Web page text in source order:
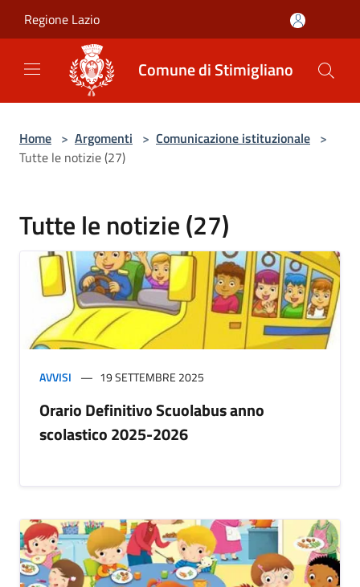
Regione Lazio
Comune di Stimigliano
Home > Argomenti > Comunicazione istituzionale >
Tutte le notizie (27)
Tutte le notizie (27)
AVVISI 19 SETTEMBRE 2025
Orario Definitivo Scuolabus anno
scolastico 2025-2026